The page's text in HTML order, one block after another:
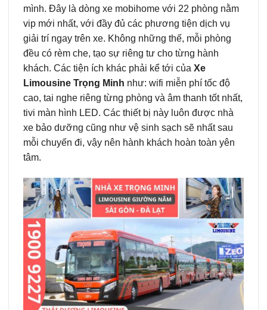
mình. Đây là dòng xe mobihome với 22 phòng nằm
vip mới nhất, với đầy đủ các phương tiện dịch vụ
giải trí ngay trên xe. Không những thế, mỗi phòng
đều có rèm che, tạo sự riêng tư cho từng hành
khách. Các tiện ích khác phải kể tới của Xe
Limousine Trọng Minh như: wifi miễn phí tốc độ
cao, tai nghe riêng từng phòng và âm thanh tốt nhất,
tivi màn hình LED. Các thiết bị này luôn được nhà
xe bảo dưỡng cũng như vệ sinh sạch sẽ nhất sau
mỗi chuyến đi, vậy nên hành khách hoàn toàn yên
tâm.